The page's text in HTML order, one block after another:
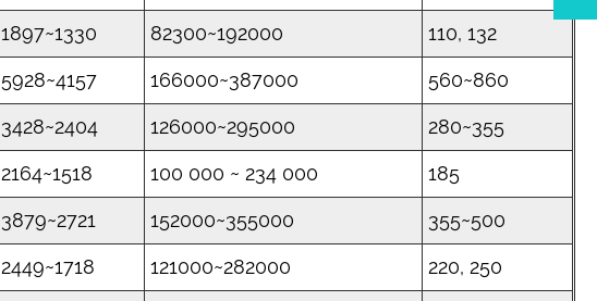
1897~1330 82300~192000 110, 132
5928~4157 166000~387000 560~860
3428~2404 126000~295000 280~355
2164~1518 100 000 ~ 234 000 185
3879~2721 152000~355000 355~500
2449~1718 121000~282000 220, 250